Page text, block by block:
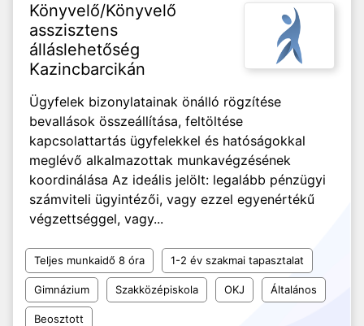
Könyvelő/Könyvelő
asszisztens
álláslehetőség
Kazincbarcikán
Ügyfelek bizonylatainak önálló rögzítése
bevallások összeállítása, feltöltése
kapcsolattartás ügyfelekkel és hatóságokkal
meglévő alkalmazottak munkavégzésének
koordinálása Az ideális jelölt: legalább pénzügyi
számviteli ügyintézői, vagy ezzel egyenértékű
végzettséggel, vagy...
Teljes munkaidő 8 óra 1-2 év szakmai tapasztalat
Gimnázium Szakközépiskola OKJ Általános
Beosztott